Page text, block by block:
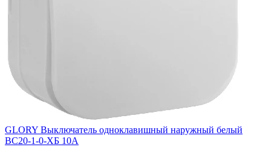
GLORY Выключатель одноклавишный наружный белый
ВС20-1-0-ХБ 10А